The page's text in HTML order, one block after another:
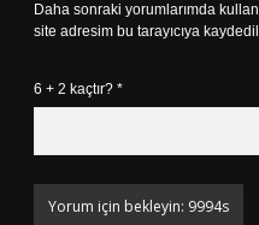
Daha sonraki yorumlarımda
site adresim bu tarayıcıya
6 + 2 kaçtır? *